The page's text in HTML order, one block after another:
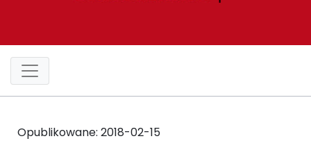
Opublikowane: 2018-02-15